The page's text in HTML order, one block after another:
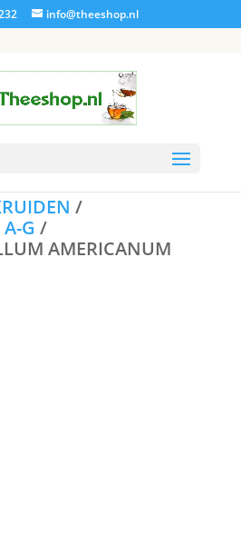
info@theeshop.nl
/
G /
AMERICANUM